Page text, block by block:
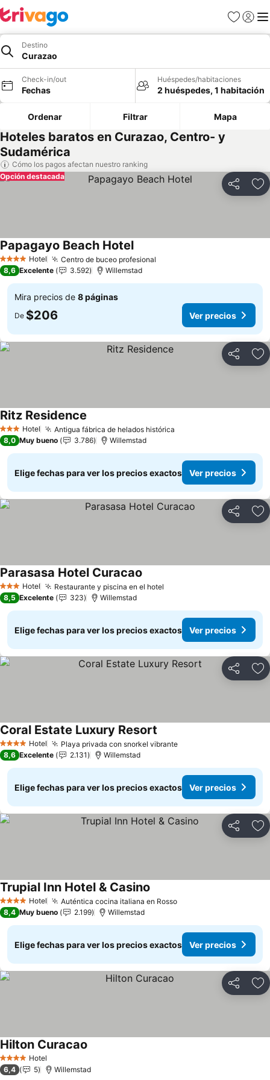
Favoritos
Iniciar
Destino
Curazao
Check-in/out
Fechas
Huéspedes/habitaciones
2 huéspedes, 1 habitación
Ordenar Filtrar Mapa
Hoteles baratos en Curazao, Centro- y
Sudamérica
Cómo los pagos afectan nuestro ranking
Compartir
Opción destacada
4 EstrellasHotel Centro de buceo profesional
Papagayo Beach HotelVer precios
8,6 Excelente 3.592 Willemstad
Mira precios de 8 páginas
De $206 Ver precios
Compartir
3 Estrellas
Hotel Antigua fábrica de helados histórica
Ritz Residence
8,0 Muy bueno 3.786 Willemstad
Elige fechas para ver los precios exactos Ver precios
Compartir
3 Estrellas
Hotel Restaurante y piscina en el hotel
Parasasa Hotel Curacao
8,5 Excelente 323 Willemstad
Elige fechas para ver los precios exactos Ver precios
Compartir
4 EstrellasHotel Playa privada con snorkel vibranteVer precios
Coral Estate Luxury Resort
8,6 Excelente 2.131 Willemstad
Elige fechas para ver los precios exactos Ver precios
Compartir
4 EstrellasHotel Auténtica cocina italiana en RossoVer precios
Trupial Inn Hotel & Casino
8,4 Muy bueno 2.199 Willemstad
Elige fechas para ver los precios exactos Ver precios
Compartir
4 EstrellasHotel
Hilton Curacao
6,4 5 Willemstad